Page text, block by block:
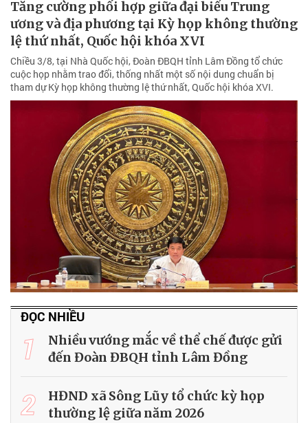
Tăng cường phối hợp giữa đại biểu Trung
ương và địa phương tại Kỳ họp không thường
lệ thứ nhất, Quốc hội khóa XVI
Chiều 3/8, tại Nhà Quốc hội, Đoàn ĐBQH tỉnh Lâm Đồng tổ chức
cuộc họp nhằm trao đổi, thống nhất một số nội dung chuẩn bị
tham dự Kỳ họp không thường lệ thứ nhất, Quốc hội khóa XVI.
ĐỌC NHIỀU
1
Nhiều vướng mắc về thể chế được gửi
đến Đoàn ĐBQH tỉnh Lâm Đồng
2
HĐND xã Sông Lũy tổ chức kỳ họp
thường lệ giữa năm 2026